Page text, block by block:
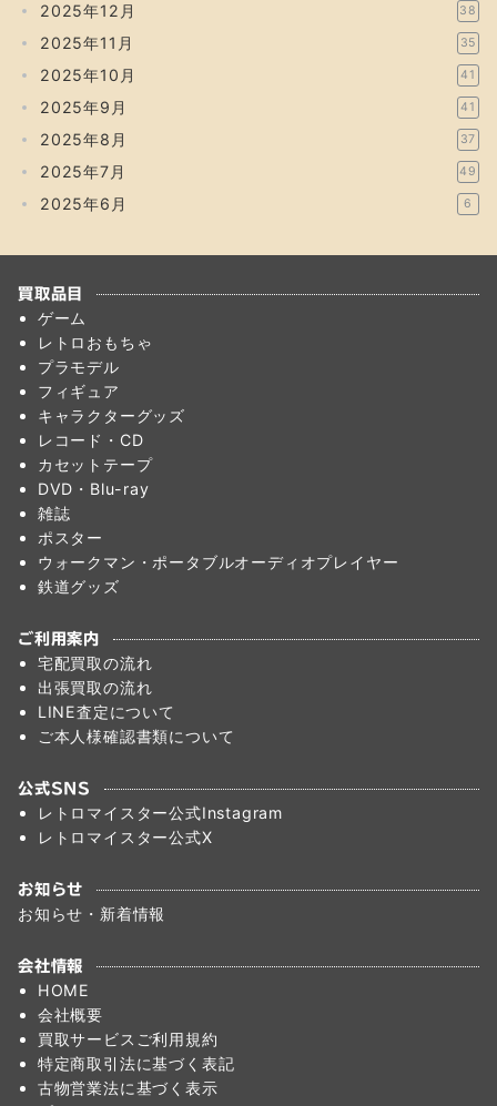
2025年12月 38
2025年11月 35
2025年10月 41
2025年9月 41
2025年8月 37
2025年7月 49
2025年6月 6
買取品目
ゲーム
レトロおもちゃ
プラモデル
フィギュア
キャラクターグッズ
レコード・CD
カセットテープ
DVD・Blu-ray
雑誌
ポスター
ウォークマン・ポータブルオーディオプレイヤー
鉄道グッズ
ご利用案内
宅配買取の流れ
出張買取の流れ
LINE査定について
ご本人様確認書類について
公式SNS
レトロマイスター公式Instagram
レトロマイスター公式X
お知らせ
お知らせ・新着情報
会社情報
HOME
会社概要
買取サービスご利用規約
特定商取引法に基づく表記
古物営業法に基づく表示